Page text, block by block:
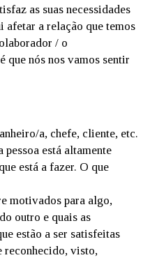
as suas necessidades
a relação que temos
/ o
que nós nos vamos sentir
a, chefe, cliente, etc.
pessoa está altamente
está a fazer. O que
motivados para algo,
outro e quais as
estão a ser satisfeitas
reconhecido, visto,